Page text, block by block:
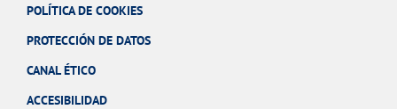
POLÍTICA DE COOKIES
PROTECCIÓN DE DATOS
CANAL ÉTICO
ACCESIBILIDAD